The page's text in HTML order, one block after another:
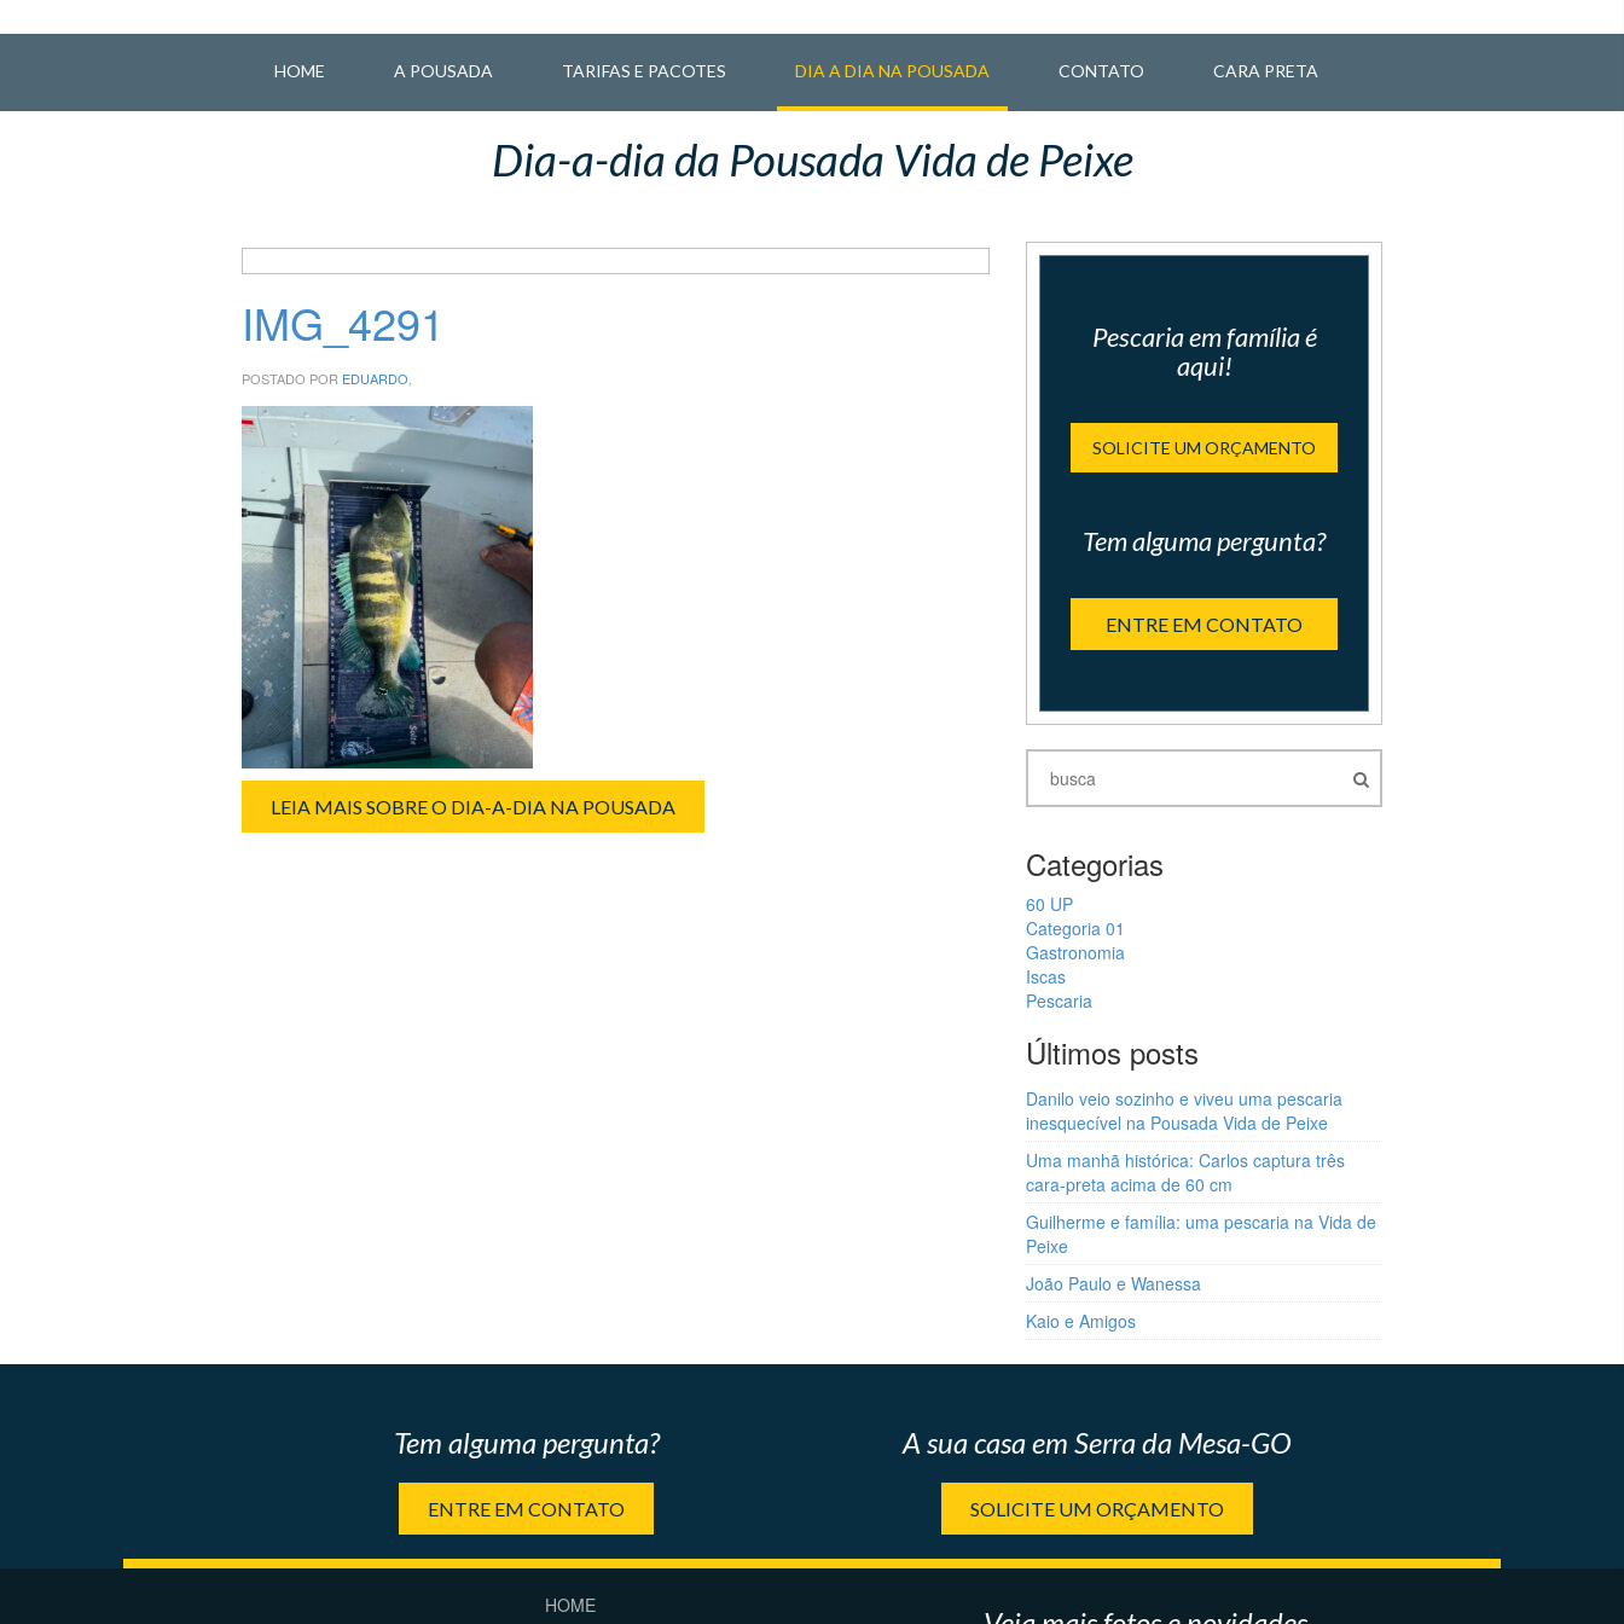
HOME A POUSADA TARIFAS E PACOTES DIA A DIA NA POUSADA CONTATO CARA PRETA
Dia-a-dia da Pousada Vida de Peixe
IMG_4291
POSTADO POR EDUARDO,
LEIA MAIS SOBRE O DIA-A-DIA NA POUSADA
Pescaria em família é
aqui!
SOLICITE UM ORÇAMENTO
Tem alguma pergunta?
ENTRE EM CONTATO
Categorias
60 UP
Categoria 01
Gastronomia
Iscas
Pescaria
Últimos posts
Danilo veio sozinho e viveu uma pescaria
inesquecível na Pousada Vida de Peixe
Uma manhã histórica: Carlos captura três
cara-preta acima de 60 cm
Guilherme e família: uma pescaria na Vida de
Peixe
João Paulo e Wanessa
Kaio e Amigos
Tem alguma pergunta?
ENTRE EM CONTATO
A sua casa em Serra da Mesa-GO
SOLICITE UM ORÇAMENTO
HOME